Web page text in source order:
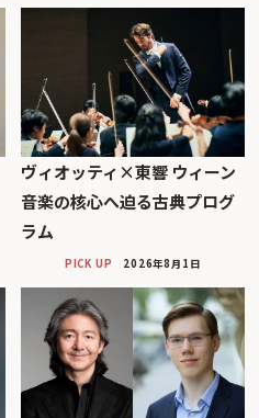
ヴィオッティ×東響 ウィーン
音楽の核心へ迫る古典プログ
ラム
PICK UP 2026年8月1日